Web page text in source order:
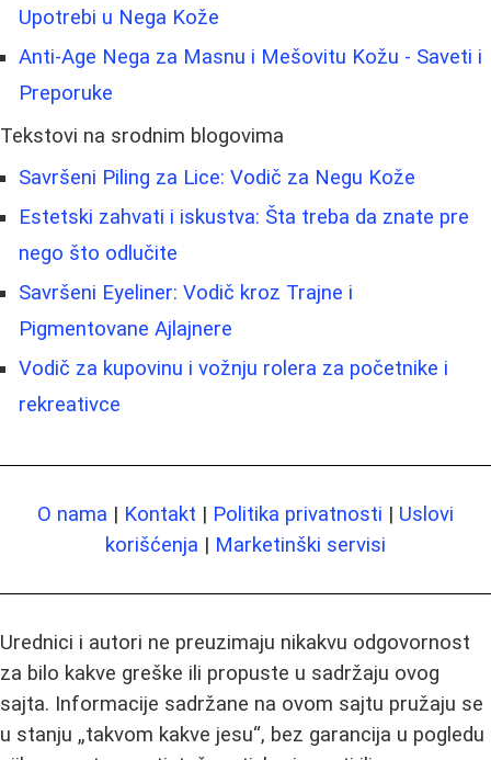
Upotrebi u Nega Kože
Anti-Age Nega za Masnu i Mešovitu Kožu - Saveti i
Preporuke
Tekstovi na srodnim blogovima
Savršeni Piling za Lice: Vodič za Negu Kože
Estetski zahvati i iskustva: Šta treba da znate pre
nego što odlučite
Savršeni Eyeliner: Vodič kroz Trajne i
Pigmentovane Ajlajnere
Vodič za kupovinu i vožnju rolera za početnike i
rekreativce
O nama | Kontakt | Politika privatnosti | Uslovi
korišćenja | Marketinški servisi
Urednici i autori ne preuzimaju nikakvu odgovornost
za bilo kakve greške ili propuste u sadržaju ovog
sajta. Informacije sadržane na ovom sajtu pružaju se
u stanju „takvom kakve jesu“, bez garancija u pogledu